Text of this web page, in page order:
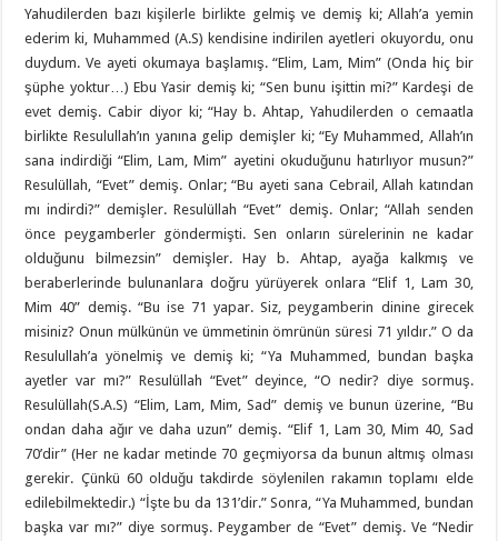
Yahudilerden bazı kişilerle birlikte gelmiş ve demiş ki; Allah’a yemin
ederim ki, Muhammed (A.S) kendisine indirilen ayetleri okuyordu, onu
duydum. Ve ayeti okumaya başlamış. “Elim, Lam, Mim” (Onda hiç bir
şüphe yoktur…) Ebu Yasir demiş ki; “Sen bunu işittin mi?” Kardeşi de
evet demiş. Cabir diyor ki; “Hay b. Ahtap, Yahudilerden o cemaatla
birlikte Resulullah’ın yanına gelip demişler ki; “Ey Muhammed, Allah’ın
sana indirdiği “Elim, Lam, Mim” ayetini okuduğunu hatırlıyor musun?”
Resulüllah, “Evet” demiş. Onlar; “Bu ayeti sana Cebrail, Allah katından
mı indirdi?” demişler. Resulüllah “Evet” demiş. Onlar; “Allah senden
önce peygamberler göndermişti. Sen onların sürelerinin ne kadar
olduğunu bilmezsin” demişler. Hay b. Ahtap, ayağa kalkmış ve
beraberlerinde bulunanlara doğru yürüyerek onlara “Elif 1, Lam 30,
Mim 40” demiş. “Bu ise 71 yapar. Siz, peygamberin dinine girecek
misiniz? Onun mülkünün ve ümmetinin ömrünün süresi 71 yıldır.” O da
Resulullah’a yönelmiş ve demiş ki; “Ya Muhammed, bundan başka
ayetler var mı?” Resulüllah “Evet” deyince, “O nedir? diye sormuş.
Resulüllah(S.A.S) “Elim, Lam, Mim, Sad” demiş ve bunun üzerine, “Bu
ondan daha ağır ve daha uzun” demiş. “Elif 1, Lam 30, Mim 40, Sad
70’dir” (Her ne kadar metinde 70 geçmiyorsa da bunun altmış olması
gerekir. Çünkü 60 olduğu takdirde söylenilen rakamın toplamı elde
edilebilmektedir.) “İşte bu da 131’dir.” Sonra, “Ya Muhammed, bundan
başka var mı?” diye sormuş. Peygamber de “Evet” demiş. Ve “Nedir